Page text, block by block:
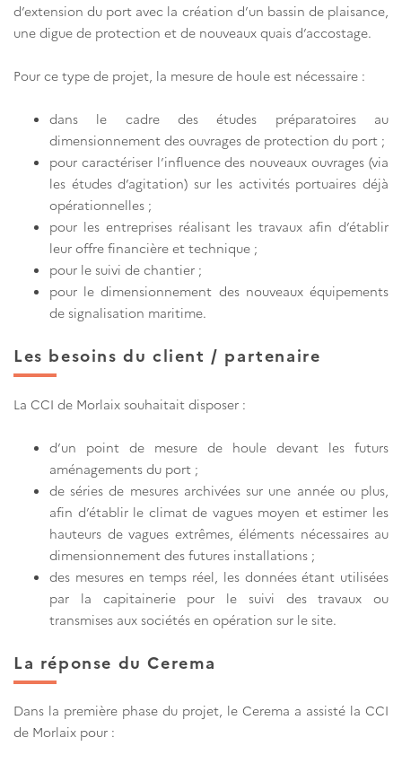
d’extension du port avec la création d’un bassin de plaisance,
une digue de protection et de nouveaux quais d’accostage.
Pour ce type de projet, la mesure de houle est nécessaire :
dans le cadre des études préparatoires au
dimensionnement des ouvrages de protection du port ;
pour caractériser l’influence des nouveaux ouvrages (via
les études d’agitation) sur les activités portuaires déjà
opérationnelles ;
pour les entreprises réalisant les travaux afin d’établir
leur offre financière et technique ;
pour le suivi de chantier ;
pour le dimensionnement des nouveaux équipements
de signalisation maritime.
Les besoins du client / partenaire
La CCI de Morlaix souhaitait disposer :
d’un point de mesure de houle devant les futurs
aménagements du port ;
de séries de mesures archivées sur une année ou plus,
afin d’établir le climat de vagues moyen et estimer les
hauteurs de vagues extrêmes, éléments nécessaires au
dimensionnement des futures installations ;
des mesures en temps réel, les données étant utilisées
par la capitainerie pour le suivi des travaux ou
transmises aux sociétés en opération sur le site.
La réponse du Cerema
Dans la première phase du projet, le Cerema a assisté la CCI
de Morlaix pour :